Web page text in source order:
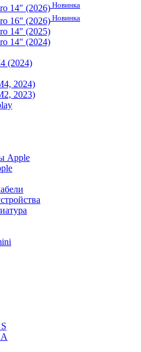
14" (2026) Новинка
16" (2026) Новинка
14" (2025)
14" (2024)
(2024)
2024)
2023)
Apple